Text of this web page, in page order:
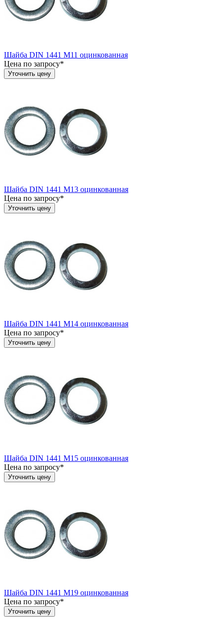
Шайба DIN 1441 М11 оцинкованная
Цена по запросу*
Уточнить цену
Шайба DIN 1441 М13 оцинкованная
Цена по запросу*
Уточнить цену
Шайба DIN 1441 М14 оцинкованная
Цена по запросу*
Уточнить цену
Шайба DIN 1441 М15 оцинкованная
Цена по запросу*
Уточнить цену
Шайба DIN 1441 М19 оцинкованная
Цена по запросу*
Уточнить цену